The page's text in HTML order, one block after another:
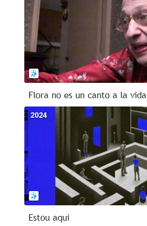
Flora no es un canto a la vida
2024
Estou aqui